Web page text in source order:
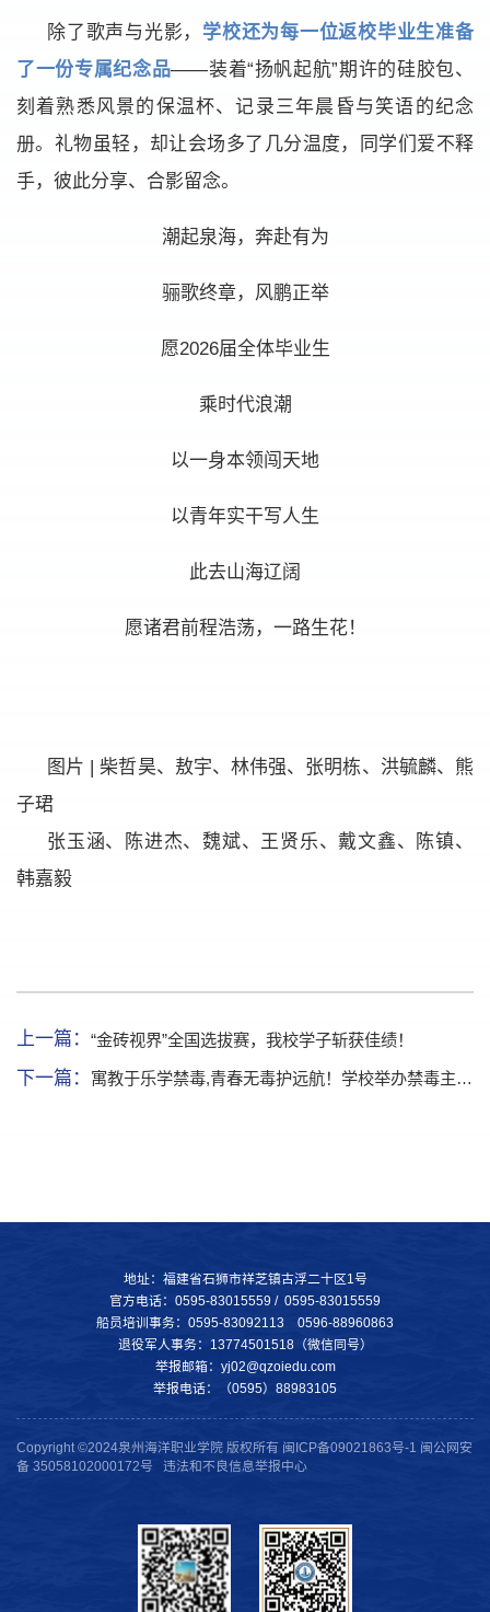
除了歌声与光影， 学校还为每一位返校毕业生准备
了一份专属纪念品——装着“扬帆起航”期许的硅胶包、
刻着熟悉风景的保温杯、记录三年晨昏与笑语的纪念
册。礼物虽轻，却让会场多了几分温度，同学们爱不释
手，彼此分享、合影留念。
潮起泉海，奔赴有为
骊歌终章，风鹏正举
愿2026届全体毕业生
乘时代浪潮
以一身本领闯天地
以青年实干写人生
此去山海辽阔
愿诸君前程浩荡，一路生花！
图片 | 柴哲昊、敖宇、林伟强、张明栋、洪毓麟、熊
子珺
张玉涵、陈进杰、魏斌、王贤乐、戴文鑫、陈镇、
韩嘉毅
上一篇： “金砖视界”全国选拔赛，我校学子斩获佳绩！
下一篇： 寓教于乐学禁毒,青春无毒护远航！学校举办禁毒主题游园会
地址：福建省石狮市祥芝镇古浮二十区1号
官方电话：0595-83015559 / 0595-83015559
船员培训事务：0595-83092113 0596-88960863
退役军人事务：13774501518（微信同号）
举报邮箱：yj02@qzoiedu.com
举报电话：（0595）88983105
Copyright ©2024泉州海洋职业学院 版权所有 闽ICP备09021863号-1 闽公网安
备 35058102000172号 违法和不良信息举报中心